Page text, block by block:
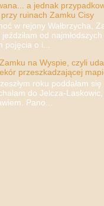
a jednak
ruinach Zamku Cisy
w rejony Wałbrzycha,
od
pojęcia o i...
na Wyspie, czyli
przeszkadzającej
roku poddałam się
do Jelcza-
Pano...